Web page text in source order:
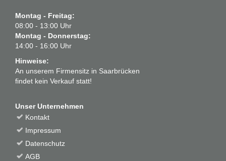
Montag - Freitag:
08:00 - 13:00 Uhr
Montag - Donnerstag:
14:00 - 16:00 Uhr
Hinweise:
An unserem Firmensitz in Saarbrücken
findet kein Verkauf statt!
Unser Unternehmen
Kontakt
Impressum
Datenschutz
AGB